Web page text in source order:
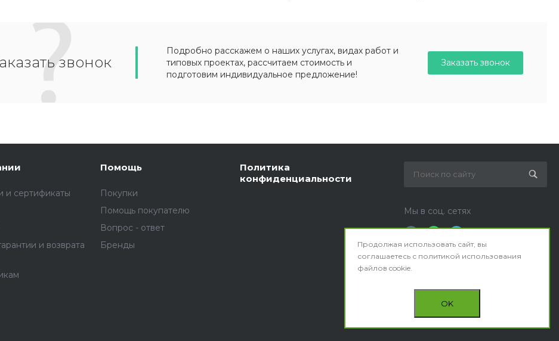
звонок
Подробно расскажем о наших услугах, видах работ и
типовых проектах, рассчитаем стоимость и
подготовим индивидуальное предложение!
Заказать звонок
и сертификаты
и возврата
Помощь
Покупки
Помощь покупателю
Вопрос - ответ
Бренды
Политика
конфиденциальности
Мы в соц. сетях
Продолжая использовать сайт, вы
соглашаетесь с политикой использования
файлов cookie.
OK